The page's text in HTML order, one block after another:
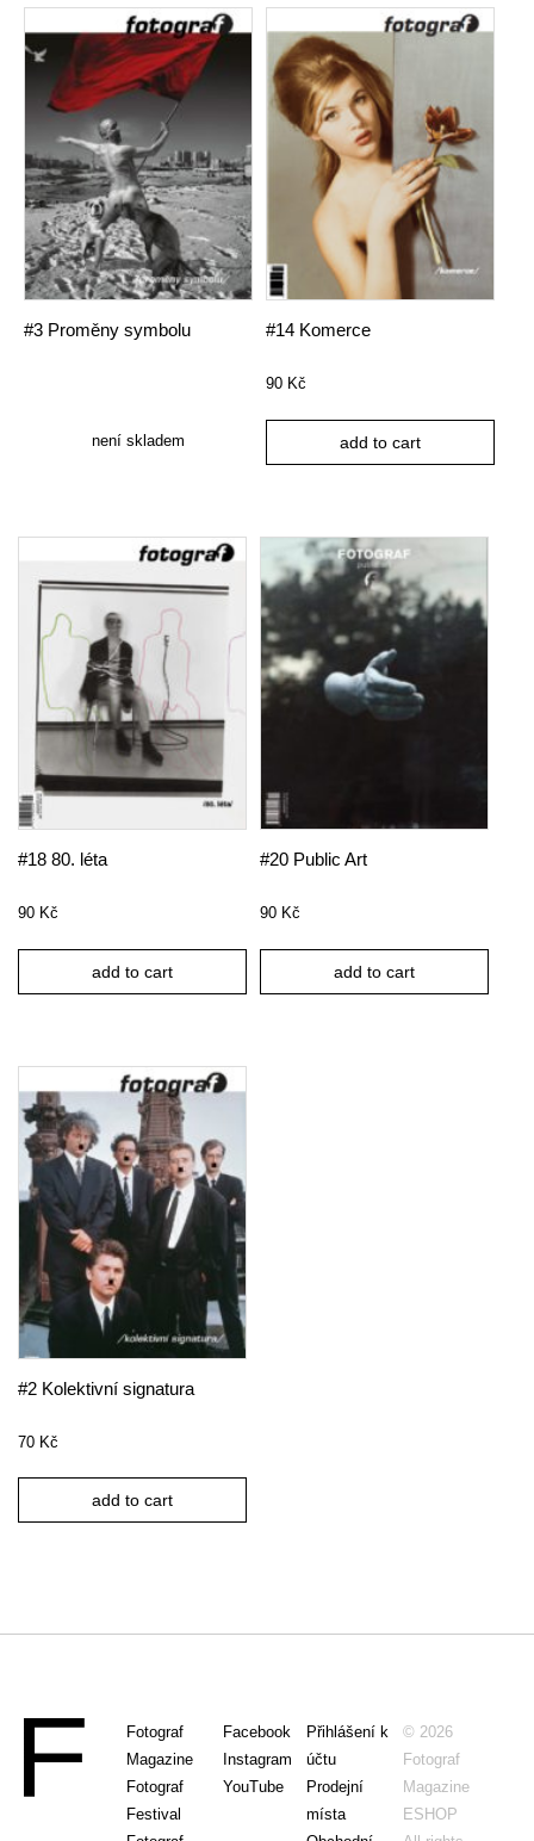
#3 Proměny symbolu
není skladem
#14 Komerce
90 Kč
add to cart
#18 80. léta
90 Kč
add to cart
#20 Public Art
90 Kč
add to cart
#2 Kolektivní signatura
70 Kč
add to cart
Fotograf
Magazine
Fotograf
Festival
Facebook
Instagram
YouTube
Přihlášení k
účtu
Prodejní
místa
© 2026
Fotograf
Magazine
ESHOP